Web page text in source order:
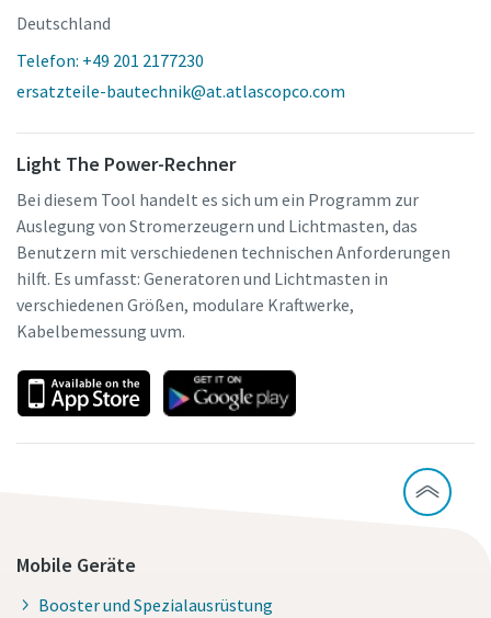
Deutschland
Telefon: +49 201 2177230
ersatzteile-bautechnik@at.atlascopco.com
Light The Power-Rechner
Bei diesem Tool handelt es sich um ein Programm zur
Auslegung von Stromerzeugern und Lichtmasten, das
Benutzern mit verschiedenen technischen Anforderungen
hilft. Es umfasst: Generatoren und Lichtmasten in
verschiedenen Größen, modulare Kraftwerke,
Kabelbemessung uvm.
Mobile Geräte
Booster und Spezialausrüstung